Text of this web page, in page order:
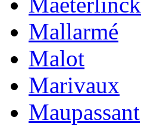
Mallarmé
Malot
Marivaux
Maupassant